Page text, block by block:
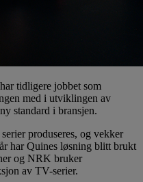
tidligere jobbet som
med i utviklingen av
standard i bransjen.
produseres, og vekker
har Quines løsning blitt brukt
og NRK bruker
av TV-serier.